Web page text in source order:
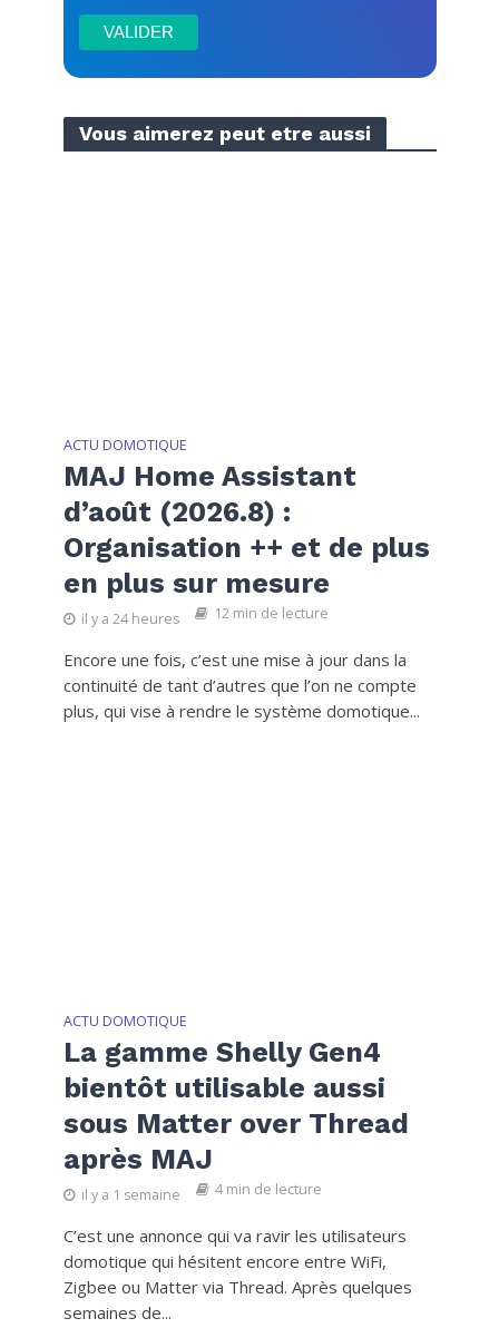
Vous aimerez peut etre aussi
ACTU DOMOTIQUE
MAJ Home Assistant
d’août (2026.8) :
Organisation ++ et de plus
en plus sur mesure
il y a 24 heures 12 min de lecture
Encore une fois, c’est une mise à jour dans la
continuité de tant d’autres que l’on ne compte
plus, qui vise à rendre le système domotique...
ACTU DOMOTIQUE
La gamme Shelly Gen4
bientôt utilisable aussi
sous Matter over Thread
après MAJ
il y a 1 semaine 4 min de lecture
C’est une annonce qui va ravir les utilisateurs
domotique qui hésitent encore entre WiFi,
Zigbee ou Matter via Thread. Après quelques
semaines de...